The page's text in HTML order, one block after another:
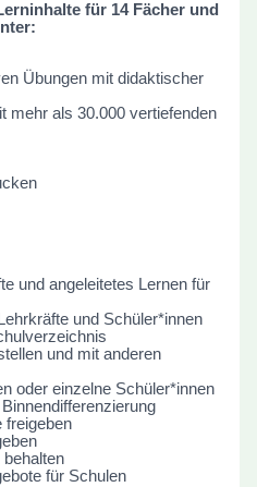
für 14 Fächer und
Übungen mit didaktischer
mehr als 30.000 vertiefenden
und angeleitetes Lernen für
und Schüler*innen
und mit anderen
oder einzelne Schüler*innen
freigeben
für Schulen